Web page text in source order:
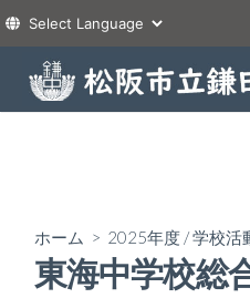
テ
ホーム > 2025年度 /学校活
東海中学校